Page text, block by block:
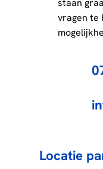
staan
vragen te
Locatie